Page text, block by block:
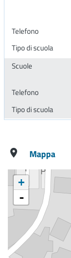
Mappa
+
-